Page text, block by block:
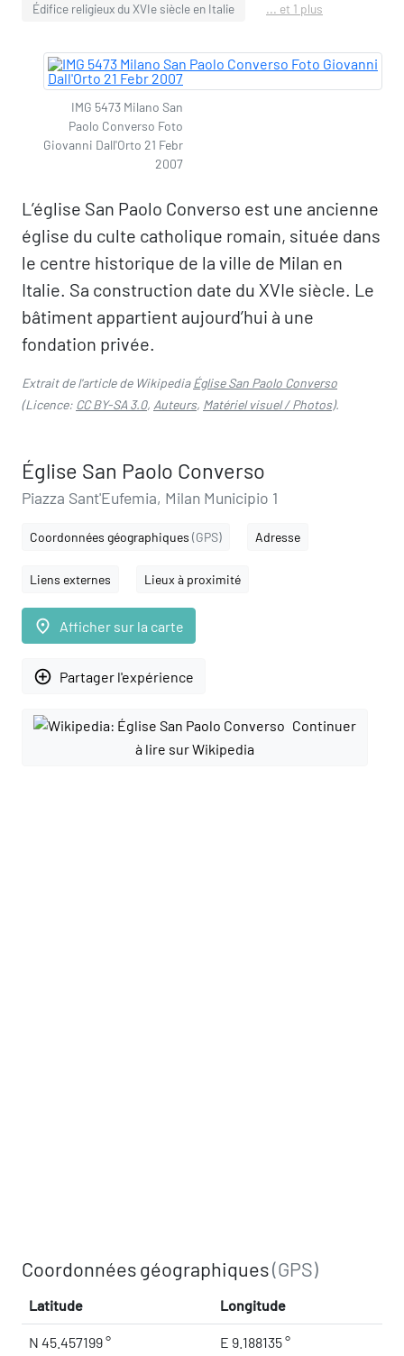
Édifice religieux du XVIe siècle en Italie ... et 1 plus
IMG 5473 Milano San
Paolo Converso Foto
Giovanni Dall'Orto 21 Febr
2007
L’église San Paolo Converso est une ancienne
église du culte catholique romain, située dans
le centre historique de la ville de Milan en
Italie. Sa construction date du XVIe siècle. Le
bâtiment appartient aujourd’hui à une
fondation privée.
Extrait de l'article de WikipediaÉglise San Paolo Converso
(Licence: CC BY-SA 3.0, Auteurs, Matériel visuel / Photos).
Église San Paolo Converso
Piazza Sant'Eufemia, Milan Municipio 1
Coordonnées géographiques (GPS) Adresse
Liens externes Lieux à proximité
place Afficher sur la carte
add_circle_outline Partager l'expérience
Continuer
à lire sur Wikipedia
Coordonnées géographiques(GPS)
Latitude Longitude
N 45.457199 ° E 9.188135 °